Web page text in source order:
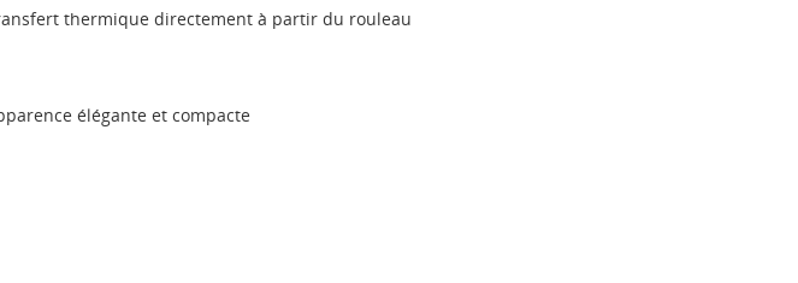
thermique directement à partir du rouleau
élégante et compacte